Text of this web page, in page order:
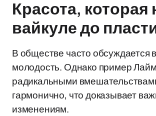
Красота, которая
вайкуле до
В обществе часто обсуждается
молодость. Однако пример
радикальными
гармонично, что доказывает
изменениям.